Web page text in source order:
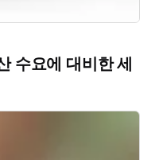
수요에 대비한 세